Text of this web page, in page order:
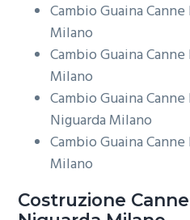
Cambio Guaina
Milano
Cambio Guaina
Milano
Cambio Guaina
Niguarda Milano
Cambio Guaina
Milano
Costruzione